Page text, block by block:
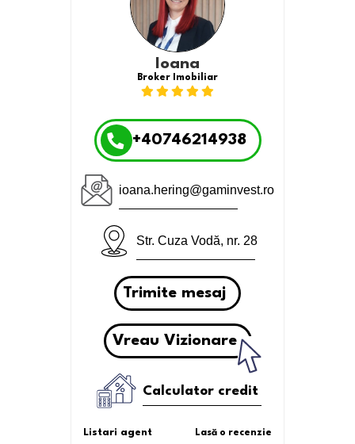
Ioana
Broker Imobiliar
+40746214938
ioana.hering@gaminvest.ro
Str. Cuza Vodă, nr. 28
Trimite mesaj
Vreau Vizionare
Calculator credit
Listari agent Lasă o recenzie